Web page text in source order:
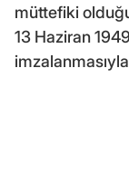
müttefiki
13 Haziran